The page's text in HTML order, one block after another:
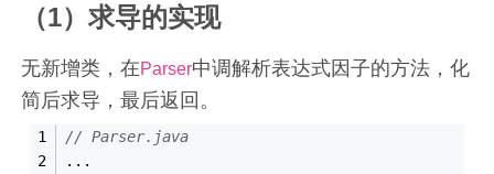
（1）求导的实现
无新增类，在Parser中调解析表达式因子的方法，化
简后求导，最后返回。
// Parser.java
...